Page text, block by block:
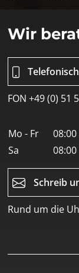
Wir
FON +49 (0) 51
Mo - Fr
Sa
Schreib
Rund um die